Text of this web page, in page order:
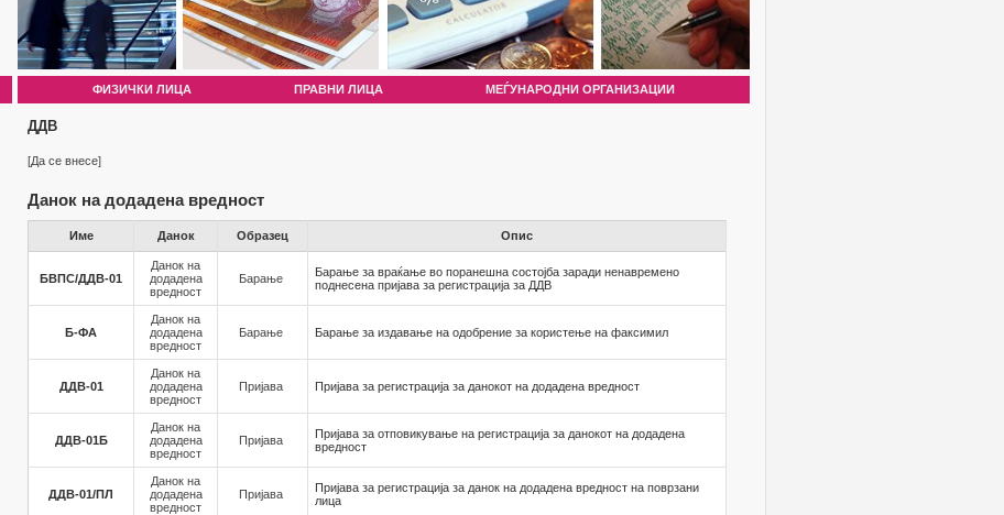
ФИЗИЧКИ ЛИЦА ПРАВНИ ЛИЦА МЕЃУНАРОДНИ ОРГАНИЗАЦИИ
ДДВ
[Да се внесе]
Данок на додадена вредност
Име Данок Образец Опис
БВПС/ДДВ-01
Данок на
додадена
вредност
Барање
Барање за враќање во поранешна состојба заради ненавремено
поднесена пријава за регистрација за ДДВ
Б-ФА
Данок на
додадена
вредност
Барање Барање за издавање на одобрение за користење на факсимил
ДДВ-01
Данок на
додадена
вредност
Пријава Пријава за регистрација за данокот на додадена вредност
ДДВ-01Б
Данок на
додадена
вредност
Пријава
Пријава за отповикување на регистрација за данокот на додадена
вредност
ДДВ-01/ПЛ
Данок на
додадена
вредност
Пријава
Пријава за регистрација за данок на додадена вредност на поврзани
лица